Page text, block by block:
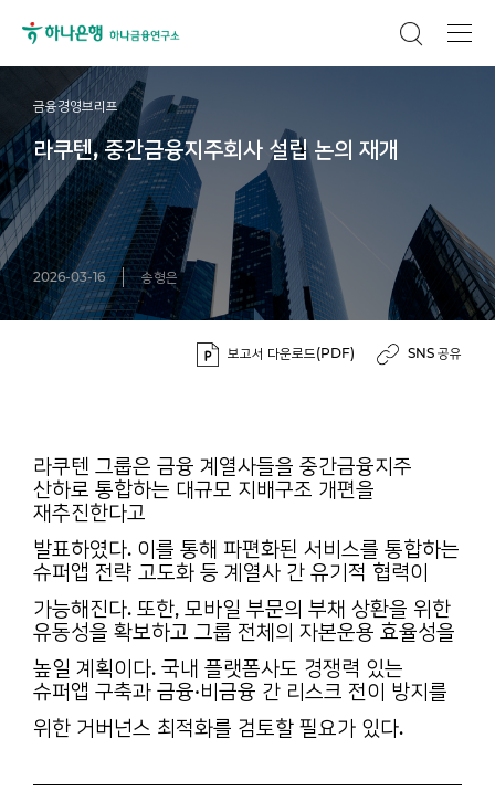
금융경영브리프
라쿠텐, 중간금융지주회사 설립 논의 재개
2026-03-16 송형은
보고서 다운로드(PDF) SNS 공유
라쿠텐 그룹은 금융 계열사들을 중간금융지주
산하로 통합하는 대규모 지배구조 개편을
재추진한다고
발표하였다. 이를 통해 파편화된 서비스를 통합하는
슈퍼앱 전략 고도화 등 계열사 간 유기적 협력이
가능해진다. 또한, 모바일 부문의 부채 상환을 위한
유동성을 확보하고 그룹 전체의 자본운용 효율성을
높일 계획이다. 국내 플랫폼사도 경쟁력 있는
슈퍼앱 구축과 금융·비금융 간 리스크 전이 방지를
위한 거버넌스 최적화를 검토할 필요가 있다.